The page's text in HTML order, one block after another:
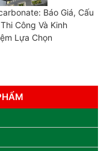
Báo Giá, Cấu
Công Và Kinh
Lựa Chọn